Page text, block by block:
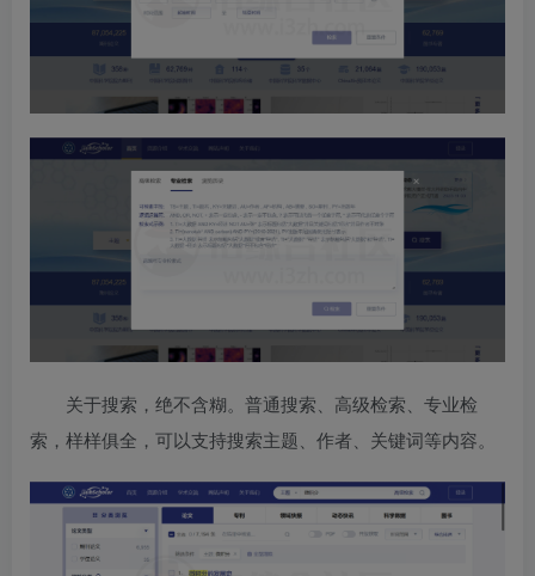
关于搜索，绝不含糊。普通搜索、高级检索、专业检
索，样样俱全，可以支持搜索主题、作者、关键词等内容。